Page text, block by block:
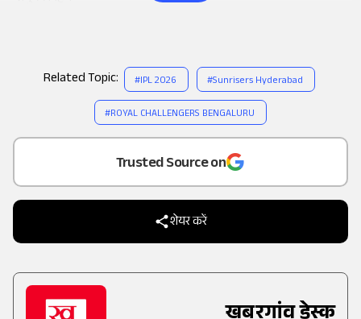
Add
as a
Trusted Source on
शेयर करें
Related Topic: #IPL 2026 #Sunrisers Hyderabad
#ROYAL CHALLENGERS BENGALURU